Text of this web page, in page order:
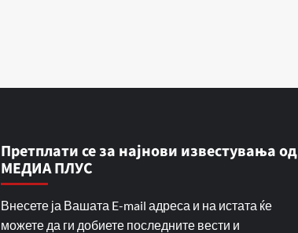
Претплати се за најнови известувања од
МЕДИА ПЛУС
Внесете ја Вашата E-mail адреса и на истата ќе
можете да ги добиете последните вести и